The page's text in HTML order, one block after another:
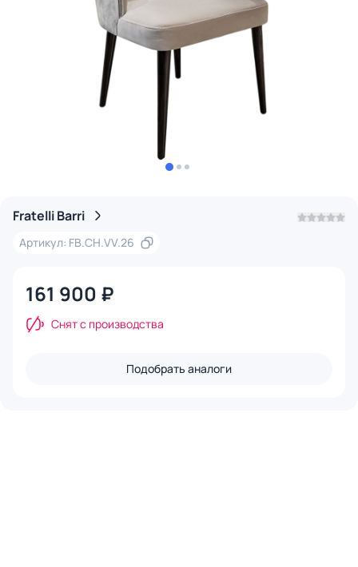
Fratelli Barri
Артикул: FB.CH.VV.26
161 900 ₽
Снят с производства
Подобрать аналоги